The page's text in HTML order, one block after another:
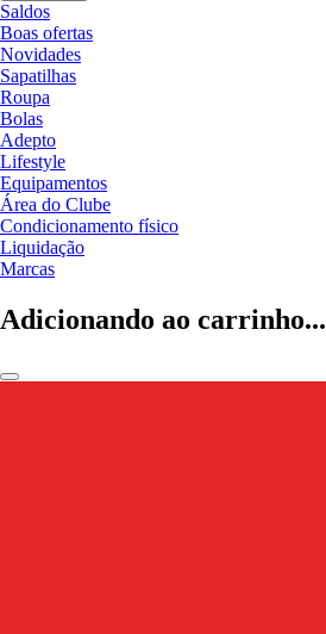
Saldos
Boas ofertas
Novidades
Sapatilhas
Roupa
Bolas
Adepto
Lifestyle
Equipamentos
Área do Clube
Condicionamento físico
Liquidação
Marcas
Adicionando ao carrinho...